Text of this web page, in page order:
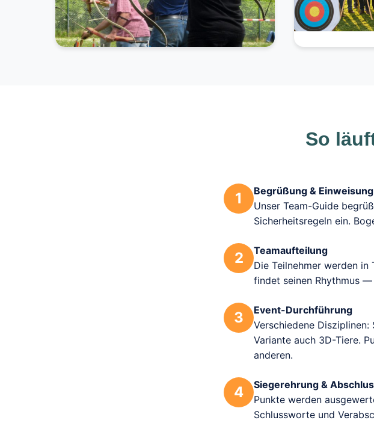
So
1
Begrüßung & Einweisung
Unser Team-Guide
Sicherheitsregeln ein.
2
Teamaufteilung
Die Teilnehmer werden in
findet seinen Rhythmus
3
Event-Durchführung
Verschiedene
Variante auch 3D-Tiere.
anderen.
4
Siegerehrung &
Punkte werden
Schlussworte und